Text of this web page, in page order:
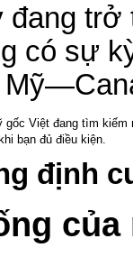
đang
có sự
gốc Việt đang tìm
bạn đủ điều kiện.
định